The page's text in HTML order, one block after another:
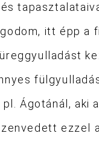
itt épp a
Ágotánál, aki
ezzel